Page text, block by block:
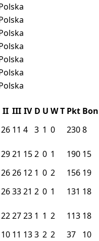
II III IV D U WT Pkt Bon
26 11 4 3 1 0 2308
2921 152 0 1 190 15
2626 12 1 0 2 156 19
263321 2 0 1 131 18
222723 1 1 2 113 18
10 11 133 2 2 37
10